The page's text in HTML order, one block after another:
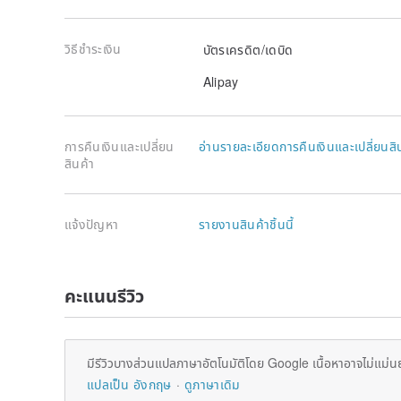
วิธีชำระเงิน
บัตรเครดิต/เดบิด
Alipay
การคืนเงินและเปลี่ยน
สินค้า
อ่านรายละเอียดการคืนเงินและเปลี่ยนสิ
แจ้งปัญหา รายงานสินค้าชิ้นนี้
คะแนนรีวิว
มีรีวิวบางส่วนแปลภาษาอัตโนมัติโดย Google เนื้อหาอาจไม่แม่น
แปลเป็น อังกฤษ
ดูภาษาเดิม